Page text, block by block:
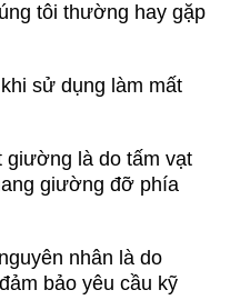
tôi thường hay gặp
sử dụng làm mất
giường là do tấm vạt
giường đỡ phía
nhân là do
bảo yêu cầu kỹ